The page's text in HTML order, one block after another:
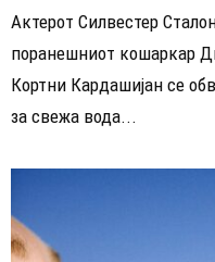
Актерот Силвестер
поранешниот кошаркар
Кортни Кардашијан се
за свежа вода...